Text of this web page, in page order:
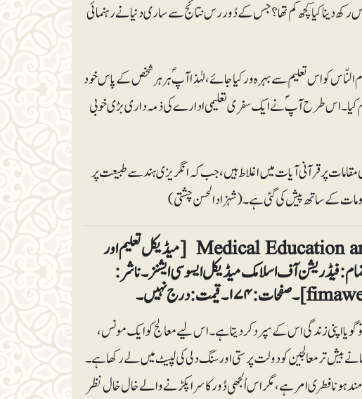
مدت میں ان باتوں کی اساس رکھ دینا کیا کچھ کم تھا؟ جس کے دُور رس نتائج سے ساری دنیانے رہنمائی
النّاس کو اس تعلیم سے بہرہ ور کیا جائے، لہٰذا آپؐ ہر ہرشخص کے پاس خود
کیا۔ اس طرح آپؐ نے ایک سفری تعلیمی ادارے کی ذمہ داری بڑی خوبی
پر قرآنی آیات میں اغلاط ہیں، جب کہ انگریزی ہندسے طبیعت پر
کے ساتھ پیش کی گئی ہے۔ (شہزادالحسن چشتی)
Medical Education and Professional Ethics: Islamic Insight [میڈیکل تعلیم اور
فیڈریشن آف اسلامک میڈیکل ایسوسی ایشنز۔ ناشر:
اپنی زندگی اس کے سپرد کر دیتا ہے۔ اس لیے معالج کو ایک مونس،
نے بیش تر معالجین کو دولت پرستی اور سنگ دلی کی لپیٹ میں لے رکھا ہے۔
ہونا فطری امر ہے، مگر اس اُلجھی ڈور کا سرا پکڑنے والے خال خال نظر